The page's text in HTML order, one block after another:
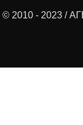
© 2010 - 2023 /